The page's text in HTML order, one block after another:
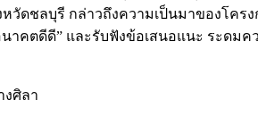
วัดชลบุรี กล่าวถึงความเป็นมาของโค
าคตดีดี” และรับฟังข้อเสนอแนะ ระด
งศิลา